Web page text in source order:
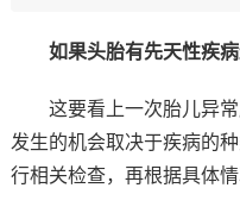
如果头胎有先天性疾病
这要看上一次胎儿异常
发生的机会取决于疾病的
行相关检查，再根据具体